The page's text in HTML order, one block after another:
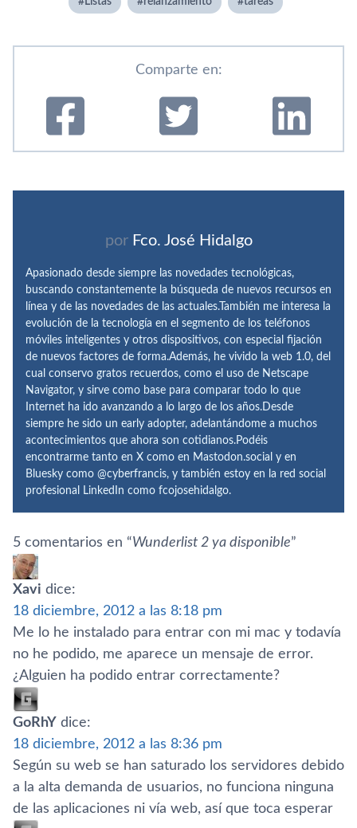
Comparte en:
por Fco. José Hidalgo
Apasionado desde siempre las novedades tecnológicas,
buscando constantemente la búsqueda de nuevos recursos en
línea y de las novedades de las actuales.También me interesa la
evolución de la tecnología en el segmento de los teléfonos
móviles inteligentes y otros dispositivos, con especial fijación
de nuevos factores de forma.Además, he vivido la web 1.0, del
cual conservo gratos recuerdos, como el uso de Netscape
Navigator, y sirve como base para comparar todo lo que
Internet ha ido avanzando a lo largo de los años.Desde
siempre he sido un early adopter, adelantándome a muchos
acontecimientos que ahora son cotidianos.Podéis
encontrarme tanto en X como en Mastodon.social y en
Bluesky como @cyberfrancis, y también estoy en la red social
profesional LinkedIn como fcojosehidalgo.
5 comentarios en “Wunderlist 2 ya disponible”
Xavi dice:
18 diciembre, 2012 a las 8:18 pm
Me lo he instalado para entrar con mi mac y todaví­a
no he podido, me aparece un mensaje de error.
¿Alguien ha podido entrar correctamente?
GoRhY dice:
18 diciembre, 2012 a las 8:36 pm
Según su web se han saturado los servidores debido
a la alta demanda de usuarios, no funciona ninguna
de las aplicaciones ni ví­a web, así­ que toca esperar